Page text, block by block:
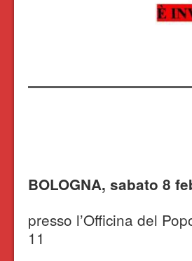
BOLOGNA, sabato 8
presso l’Officina del
11